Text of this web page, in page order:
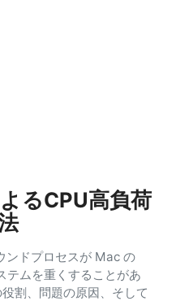
るCPU高負荷
ンドプロセスが Mac の
テムを重くすることがあ
割、問題の原因、そして